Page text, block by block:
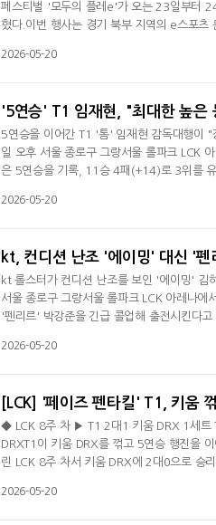
페스티벌 '모두의 플레e'가 오는 23일부터
혔다.이번 행사는 경기 북부 지역의 e스포츠
서 게임을 즐기는 '도민 참여형 e스포츠 문
2026-05-20
'5연승' T1 임재현, "최대한 높은
5연승을 이어간 T1 '톰' 임재현 감독대행이
일 오후 서울 종로구 그랑서울 롤파크 LCK
은 5연승을 기록, 11승 4패(+14)로 3위를
좋다. 경기력은 좋았다고 생각한다"라며 우
2026-05-20
kt, 컨디션 난조 '에이밍' 대신 '펜
kt 롤스터가 컨디션 난조를 보인 '에이밍'
서울 종로구 그랑서울 롤파크 LCK 아레나
'펜리르' 박강준을 긴급 콜업해 출전시킨다
다. 이후 2군으로 올라온 박강준은 한 시즌
2026-05-20
[LCK] '페이즈 펜타킬' T1, 키움
◆ LCK 8주 차 ▶ T1 2대1 키움 DRX 1세트
DRXT1이 키움 DRX를 꺾고 5연승 행진을
린 LCK 8주 차서 키움 DRX에 2대0으로 승
류했다. 1세트 초반 '오너' 문현준의 오공 미
2026-05-20